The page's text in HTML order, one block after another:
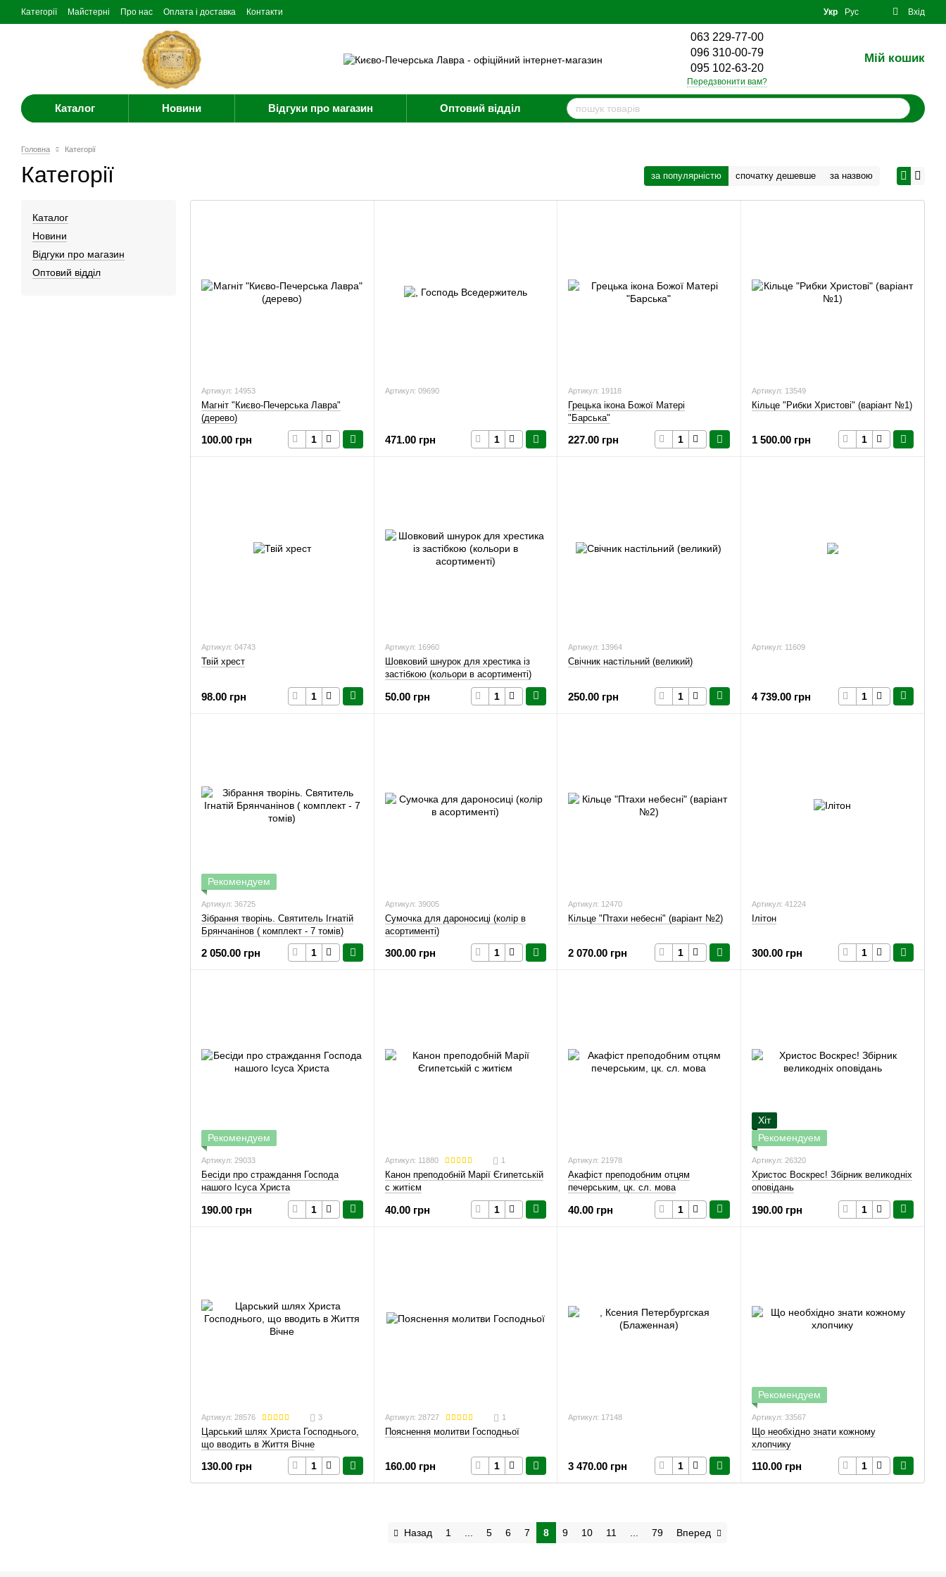
Категорії Майстерні Про нас Оплата і доставка Контакти Укр Рус Вхід
063 229-77-00
096 310-00-79
095 102-63-20
Передзвонити вам?
Мій кошик
Каталог Новини Відгуки про магазин Оптовий відділ
Головна Категорії
Категорії за популярністю спочатку дешевше за назвою
Артикул: 14953
Магніт "Києво-Печерська Лавра"
(дерево)
100.00 грн
Артикул: 09690
471.00 грн
Артикул: 19118
Грецька ікона Божої Матері
"Барська"
227.00 грн
Артикул: 13549
Кільце "Рибки Христові" (варіант №1)
1 500.00 грн
Артикул: 04743
Твій хрест
98.00 грн
Артикул: 16960
Шовковий шнурок для хрестика із
застібкою (кольори в асортименті)
50.00 грн
Артикул: 13964
Свічник настільний (великий)
250.00 грн
Артикул: 11609
4 739.00 грн
Рекомендуем
Артикул: 36725
Зібрання творінь. Святитель Ігнатій
Брянчанінов ( комплект - 7 томів)
2 050.00 грн
Артикул: 39005
Сумочка для дароносиці (колір в
асортименті)
300.00 грн
Артикул: 12470
Кільце "Птахи небесні" (варіант №2)
2 070.00 грн
Артикул: 41224
Ілітон
300.00 грн
Рекомендуем
Артикул: 29033
Бесіди про страждання Господа
нашого Ісуса Христа
190.00 грн
Артикул: 11880 1
Канон преподобній Марії Єгипетській
с житієм
40.00 грн
Артикул: 21978
Акафіст преподобним отцям
печерським, цк. сл. мова
40.00 грн
Хіт
Рекомендуем
Артикул: 26320
Христос Воскрес! Збірник великодніх
оповідань
190.00 грн
Артикул: 28576 3
Царський шлях Христа Господнього,
що вводить в Життя Вічне
130.00 грн
Артикул: 28727 1
Пояснення молитви Господньої
160.00 грн
Артикул: 17148
3 470.00 грн
Рекомендуем
Артикул: 33567
Що необхідно знати кожному
хлопчику
110.00 грн
Назад 1 5 6 7 8 9 10 11 79 Вперед
Каталог
Новини
Відгуки про магазин
Оптовий відділ